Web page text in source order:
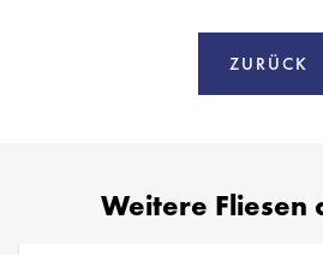
ZURÜCK
Weitere Fliesen